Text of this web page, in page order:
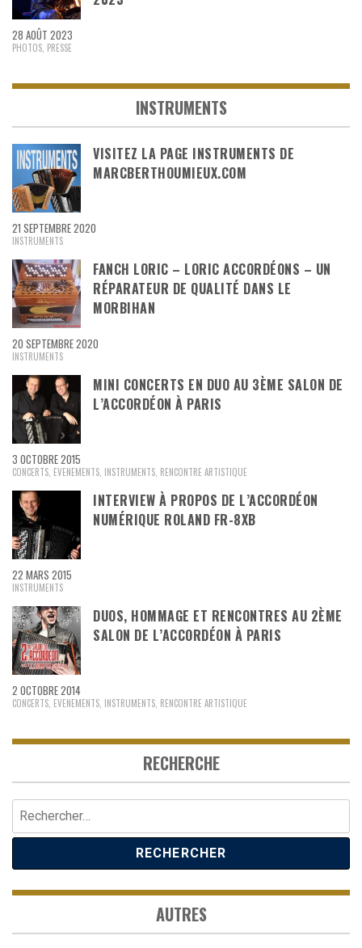
28 AOÛT 2023
PHOTOS PRESSE
INSTRUMENTS
VISITEZ LA PAGE INSTRUMENTS DE
MARCBERTHOUMIEUX.COM
21 SEPTEMBRE 2020
INSTRUMENTS
FANCH LORIC – LORIC ACCORDÉONS – UN
RÉPARATEUR DE QUALITÉ DANS LE
MORBIHAN
20 SEPTEMBRE 2020
INSTRUMENTS
MINI CONCERTS EN DUO AU 3ÈME SALON DE
L’ACCORDÉON À PARIS
3 OCTOBRE 2015
CONCERTS EVENEMENTS INSTRUMENTS RENCONTRE ARTISTIQUE
INTERVIEW À PROPOS DE L’ACCORDÉON
NUMÉRIQUE ROLAND FR-8XB
22 MARS 2015
INSTRUMENTS
DUOS, HOMMAGE ET RENCONTRES AU 2ÈME
SALON DE L’ACCORDÉON À PARIS
2 OCTOBRE 2014
CONCERTS EVENEMENTS INSTRUMENTS RENCONTRE ARTISTIQUE
RECHERCHE
Rechercher :
AUTRES